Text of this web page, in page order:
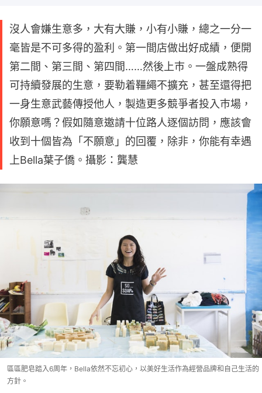
沒人會嫌生意多，大有大賺，小有小賺，總之一分一
毫皆是不可多得的盈利。第一間店做出好成績，便開
第二間、第三間、第四間……然後上巿。一盤成熟得
可持續發展的生意，要勒着韁繩不擴充，甚至還得把
一身生意武藝傳授他人，製造更多競爭者投入巿場，
你願意嗎？假如隨意邀請十位路人逐個訪問，應該會
收到十個皆為「不願意」的回覆，除非，你能有幸遇
上Bella葉子僑。攝影：龔慧
區區肥皂踏入6周年，Bella依然不忘初心，以美好生活作為經營品牌和自己生活的
方針。